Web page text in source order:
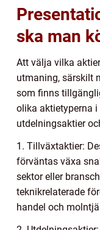
ska man
Att välja vilka
utmaning, särskilt
som finns
olika aktietyperna
utdelningsaktier
1. Tillväxtaktier:
förväntas växa
sektor eller
teknikrelaterade
handel och